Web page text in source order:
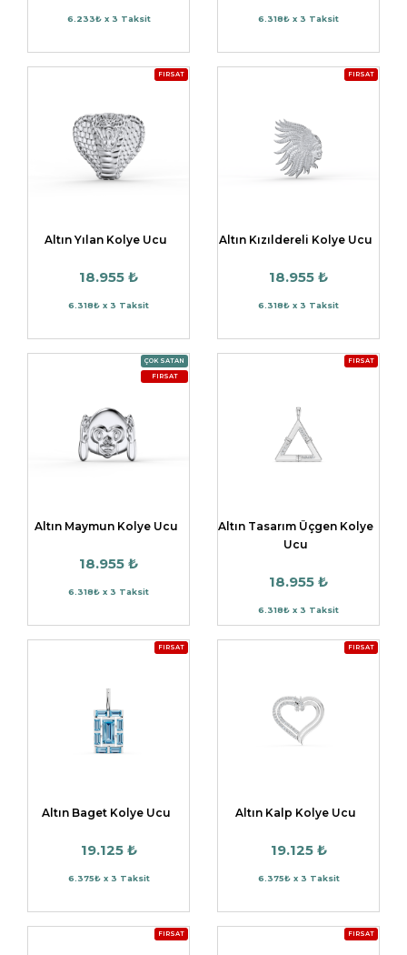
6.233₺ x 3 Taksit 6.318₺ x 3 Taksit
FIRSAT
Altın Yılan Kolye Ucu
18.955 ₺
6.318₺ x 3 Taksit
FIRSAT
Altın Kızıldereli Kolye Ucu
18.955 ₺
6.318₺ x 3 Taksit
ÇOK SATAN
FIRSAT
Altın Maymun Kolye Ucu
18.955 ₺
6.318₺ x 3 Taksit
FIRSAT
Altın Tasarım Üçgen Kolye
Ucu
18.955 ₺
6.318₺ x 3 Taksit
FIRSAT
Altın Baget Kolye Ucu
19.125 ₺
6.375₺ x 3 Taksit
FIRSAT
Altın Kalp Kolye Ucu
19.125 ₺
6.375₺ x 3 Taksit
FIRSAT FIRSAT